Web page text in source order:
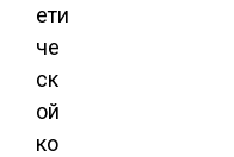
ети
че
ск
ой
ко